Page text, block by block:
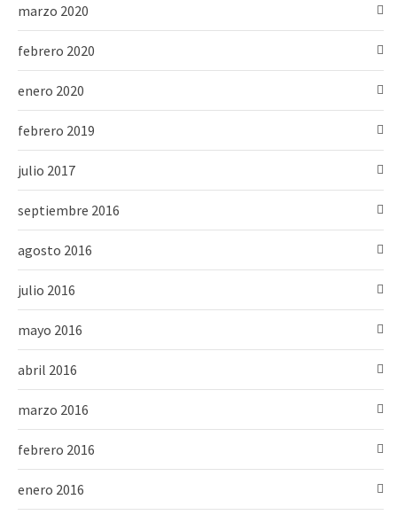
marzo 2020
febrero 2020
enero 2020
febrero 2019
julio 2017
septiembre 2016
agosto 2016
julio 2016
mayo 2016
abril 2016
marzo 2016
febrero 2016
enero 2016